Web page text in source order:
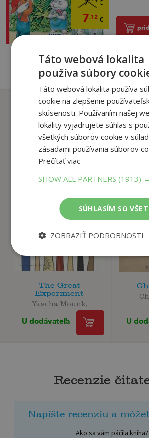
,49 €
7,12 €
Zákazníci, ktorí si
tento titul si tiež
16
The Great
Experiment
Yascha Mounk,
U dodávateľa U
Recenzie
Napíšte recenziu a
Ako sa vám páčila kniha?
Táto webová lokalita
používa súbory
Táto webová lokalita používa
cookie na zlepšenie
skúsenosti. Používaním našej
lokality vyjadrujete súhlas s
všetkých súborov cookie v
zásadami používania súborov
Prečítať viac
SHOW ALL PARTNERS(1913) →
SÚHLASÍM SO
ZOBRAZIŤ PODROBNOSTI